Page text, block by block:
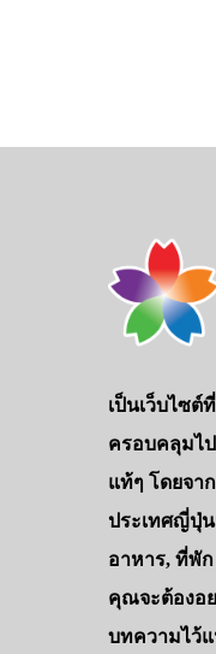
เป็นเว็บไซต์
ครอบคลุมไ
แท้ๆ โดยจา
ประเทศญี่ปุ่
อาหาร, ที่พัก
คุณจะต้องอ
บทความไว้แ